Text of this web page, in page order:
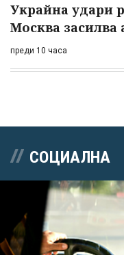
Украйна удари
Москва засилва
преди 10 часа
СОЦИАЛНА